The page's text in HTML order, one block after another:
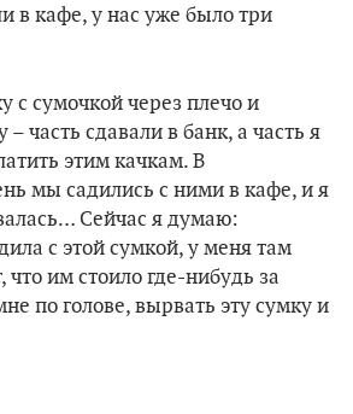
в кафе, у нас уже было три
с сумочкой через плечо и
часть сдавали в банк, а часть я
этим качкам. В
мы садились с ними в кафе, и я
Сейчас я думаю:
с этой сумкой, у меня там
что им стоило где-нибудь за
по голове, вырвать эту сумку и